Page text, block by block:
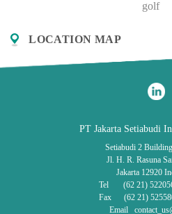
golf
LOCATION MAP
PT Jakarta Setiabudi
Setiabudi 2
Jl. H. R. Rasuna
Jakarta 12920
Tel (62 21)
Fax (62 21)
Email